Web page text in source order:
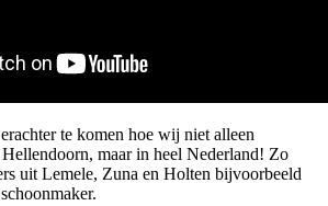
te komen hoe wij niet alleen
maar in heel Nederland! Zo
uit Lemele, Zuna en Holten bijvoorbeeld